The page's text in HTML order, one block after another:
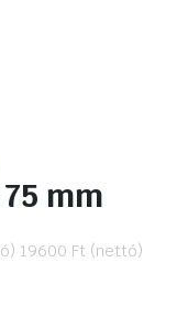
mm
19600 Ft (nettó)